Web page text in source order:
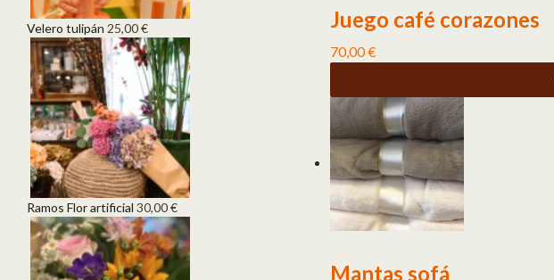
Juego café corazones
70,00€
Mantas sofá
Velero tulipán 25,00€
Ramos Flor artificial 30,00€